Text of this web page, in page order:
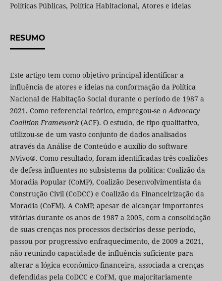
Políticas Públicas, Política Habitacional, Atores e ideias
RESUMO
Este artigo tem como objetivo principal identificar a
influência de atores e ideias na conformação da Política
Nacional de Habitação Social durante o período de 1987 a
2021. Como referencial teórico, empregou-se o Advocacy
Coalition Framework(ACF). O estudo, de tipo qualitativo,
utilizou-se de um vasto conjunto de dados analisados
através da Análise de Conteúdo e auxílio do software
NVivo®. Como resultado, foram identificadas três coalizões
de defesa influentes no subsistema da política: Coalizão da
Moradia Popular (CoMP), Coalizão Desenvolvimentista da
Construção Civil (CoDCC) e Coalizão da Financeirização da
Moradia (CoFM). A CoMP, apesar de alcançar importantes
vitórias durante os anos de 1987 a 2005, com a consolidação
de suas crenças nos processos decisórios desse período,
passou por progressivo enfraquecimento, de 2009 a 2021,
não reunindo capacidade de influência suficiente para
alterar a lógica econômico-financeira, associada a crenças
defendidas pela CoDCC e CoFM, que majoritariamente